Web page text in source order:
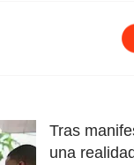
Tras
una